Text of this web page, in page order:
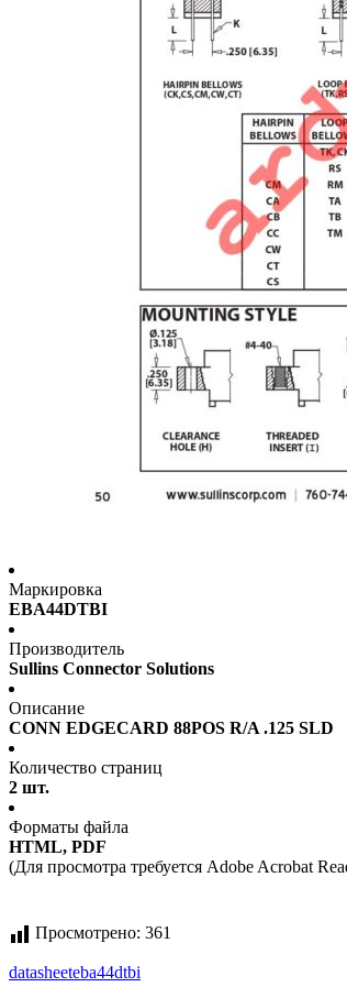
Маркировка
EBA44DTBI
Производитель
Sullins Connector Solutions
Описание
CONN EDGECARD 88POS R/A .125 SLD
Количество страниц
2 шт.
Форматы файла
HTML, PDF
(Для просмотра требуется Adobe Acrobat
Просмотрено: 361
datasheeteba44dtbi